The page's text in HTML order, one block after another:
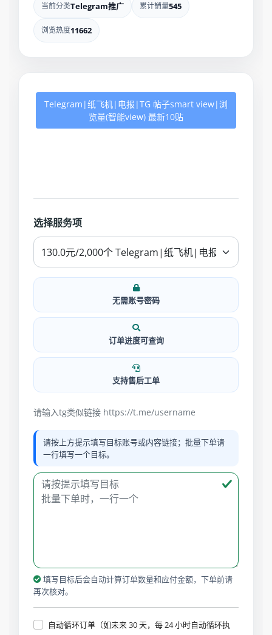
当前分类Telegram推广 累计销量545
浏览热度11662
Telegram|纸飞机|电报|TG 帖子smart view|浏
览量(智能view) 最新10贴
选择服务项
无需账号密码
订单进度可查询
支持售后工单
请输入tg类似链接 https://t.me/username
请按上方提示填写目标账号或内容链接；批量下单请
一行填写一个目标。
填写目标后会自动计算订单数量和应付金额，下单前请
再次核对。
自动循环订单（如未来 30 天，每 24 小时自动循环执